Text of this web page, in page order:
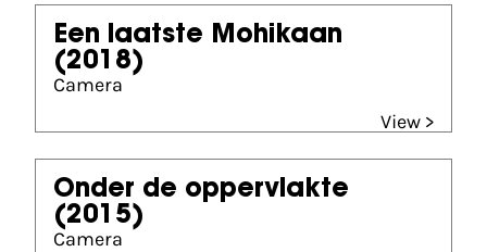
Een laatste Mohikaan
(2018)
Camera
View >
Onder de oppervlakte
(2015)
Camera